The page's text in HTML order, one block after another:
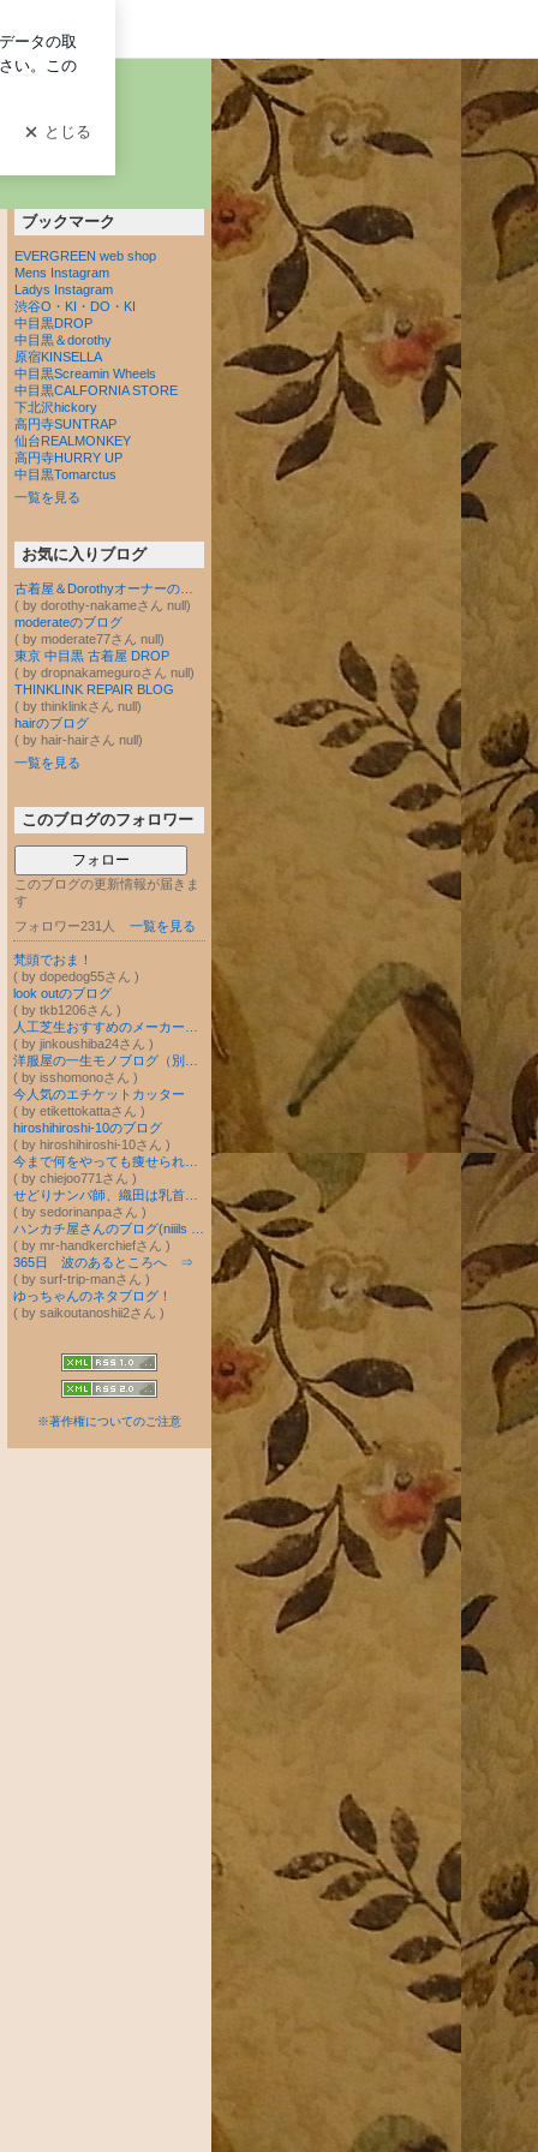
ブックマーク
EVERGREEN web shop
Mens Instagram
Ladys Instagram
渋谷O・KI・DO・KI
中目黒DROP
中目黒＆dorothy
原宿KINSELLA
中目黒Screamin Wheels
中目黒CALFORNIA STORE
下北沢hickory
高円寺SUNTRAP
仙台REALMONKEY
高円寺HURRY UP
中目黒Tomarctus
一覧を見る
お気に入りブログ
( by dorothy-nakameさん null)
moderateのブログ
( by moderate77さん null)
東京 中目黒 古着屋 DROP
( by dropnakameguroさん null)
THINKLINK REPAIR BLOG
( by thinklinkさん null)
hairのブログ
( by hair-hairさん null)
一覧を見る
このブログのフォロワー
フォロー
このブログの更新情報が届きま
す
フォロワー231人
一覧を見る
梵頭でおま！
( by dopedog55さん )
look outのブログ
( by tkb1206さん )
( by jinkoushiba24さん )
( by isshomonoさん )
今人気のエチケットカッター
( by etikettokattaさん )
hiroshihiroshi-10のブログ
( by hiroshihiroshi-10さん )
( by chiejoo771さん )
( by sedorinanpaさん )
( by mr-handkerchiefさん )
365日 波のあるところへ ⇒
( by surf-trip-manさん )
ゆっちゃんのネタブログ！
( by saikoutanoshii2さん )
※著作権についてのご注意